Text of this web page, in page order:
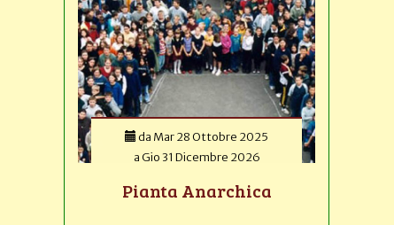
da Mar 28 Ottobre 2025
aGio 31 Dicembre 2026
Pianta Anarchica